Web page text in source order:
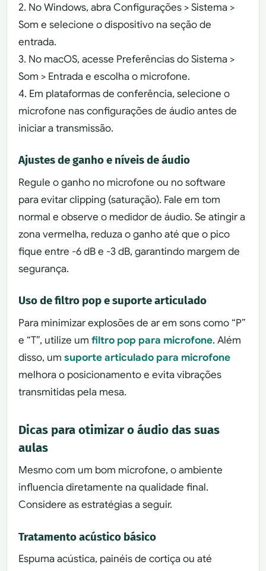
2. No Windows, abra Configurações > Sistema >
Som e selecione o dispositivo na seção de
entrada.
3. No macOS, acesse Preferências do Sistema >
Som > Entrada e escolha o microfone.
4. Em plataformas de conferência, selecione o
microfone nas configurações de áudio antes de
iniciar a transmissão.
Ajustes de ganho e níveis de áudio
Regule o ganho no microfone ou no software
para evitar clipping (saturação). Fale em tom
normal e observe o medidor de áudio. Se atingir a
zona vermelha, reduza o ganho até que o pico
fique entre -6 dB e -3 dB, garantindo margem de
segurança.
Uso de filtro pop e suporte articulado
Para minimizar explosões de ar em sons como “P”
e “T”, utilize umfiltro pop para microfone. Além
disso, umsuporte articulado para microfone
melhora o posicionamento e evita vibrações
transmitidas pela mesa.
Dicas para otimizar o áudio das suas
aulas
Mesmo com um bom microfone, o ambiente
influencia diretamente na qualidade final.
Considere as estratégias a seguir.
Tratamento acústico básico
Espuma acústica, painéis de cortiça ou até